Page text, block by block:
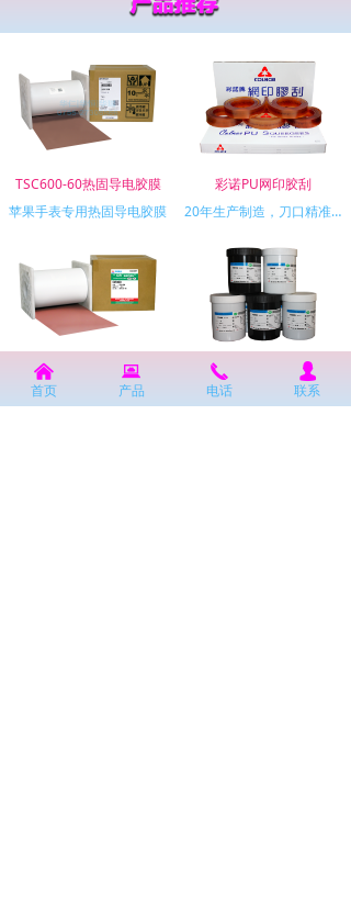
낀
首页
뀵
产品
끅
电话
넙
联系
TSC600-60热固导电胶膜
苹果手表专用热固导电胶膜
彩诺PU网印胶刮
20年生产制造，刀口精准、耐溶剂、易研磨
CR300系列电磁屏蔽膜
PI滚涂&文字油墨